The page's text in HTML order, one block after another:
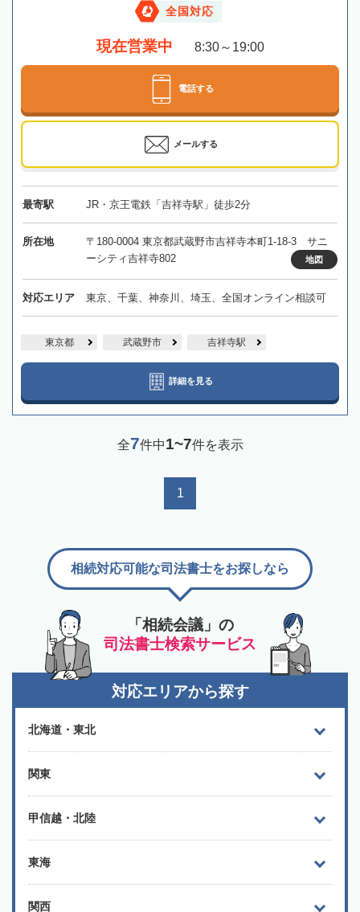
全国対応
現在営業中 8:30～19:00
電話する
メールする
最寄駅 JR・京王電鉄「吉祥寺駅」徒歩2分
所在地
〒180-0004 東京都武蔵野市吉祥寺本町1-18-3 サニ
ーシティ吉祥寺802
地図
対応エリア 東京、千葉、神奈川、埼玉、全国オンライン相談可
東京都 武蔵野市 吉祥寺駅
詳細を見る
全7件中1~7件を表示
1
「相続会議」の
司法書士検索サービス
相続対応可能な司法書士をお探しなら
対応エリアから探す
北海道・東北
関東
甲信越・北陸
東海
関西